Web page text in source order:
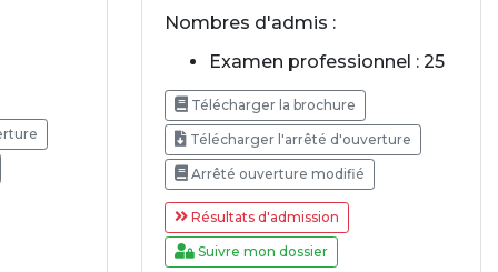
Nombres d'admis :
Examen professionnel : 25
Télécharger la brochure
Télécharger l'arrêté d'ouverture
Arrêté ouverture modifié
Résultats d'admission
Suivre mon dossier